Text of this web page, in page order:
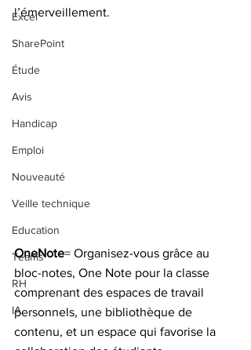
Excel
SharePoint
Étude
Avis
Handicap
Emploi
Nouveauté
Veille technique
Education
Teams
RH
IA
l’émerveillement.
OneNote= Organisez-vous grâce au
bloc-notes, One Note pour la classe
comprenant des espaces de travail
personnels, une bibliothèque de
contenu, et un espace qui favorise la